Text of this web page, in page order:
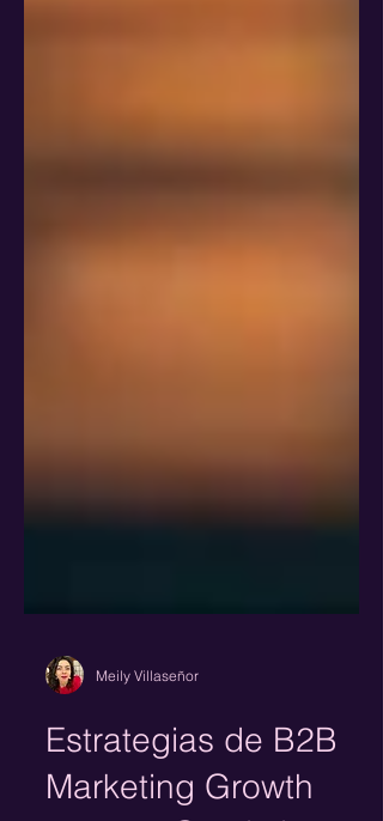
Meily Villaseñor
Estrategias de B2B